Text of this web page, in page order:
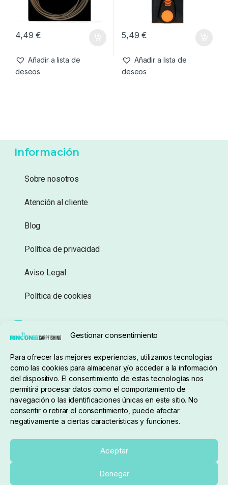
Gestionar consentimiento
Para ofrecer las mejores experiencias, utilizamos tecnologías
como las cookies para almacenar y/o acceder a la información
del dispositivo. El consentimiento de estas tecnologías nos
permitirá procesar datos como el comportamiento de
navegación o las identificaciones únicas en este sitio. No
consentir o retirar el consentimiento, puede afectar
negativamente a ciertas características y funciones.
Aceptar
Denegar
4,49€
Añadir a lista de
deseos
5,49€
Añadir a lista de
deseos
Información
Sobre nosotros
Atención al cliente
Blog
Política de privacidad
Aviso Legal
Política de cookies
Sobre nosotros